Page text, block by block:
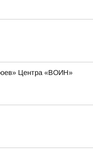
Центра «ВОИН»